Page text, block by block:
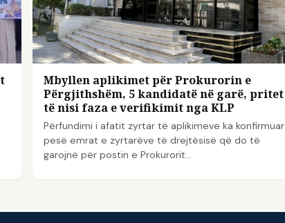
Mbyllen aplikimet për Prokurorin e
Përgjithshëm, 5 kandidatë në garë, pritet
të nisi faza e verifikimit nga KLP
Përfundimi i afatit zyrtar të aplikimeve ka konfirmuar
pesë emrat e zyrtarëve të drejtësisë që do të
garojnë për postin e Prokurorit…